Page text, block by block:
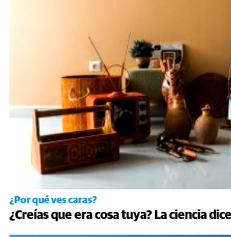
¿Por qué ves caras?
¿Creías que era cosa tuya? La ciencia